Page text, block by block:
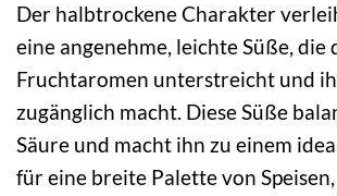
Der halbtrockene Charakter
eine angenehme, leichte Süße, die
Fruchtaromen unterstreicht und
zugänglich macht. Diese Süße
Säure und macht ihn zu einem
für eine breite Palette von